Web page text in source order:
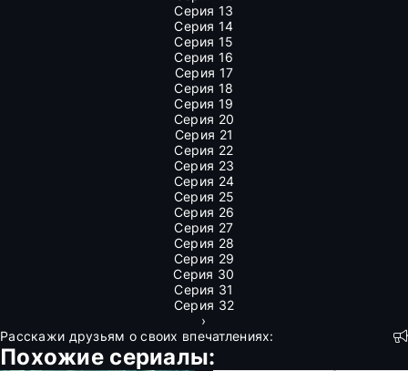
Серия 13
Серия 14
Серия 15
Серия 16
Серия 17
Серия 18
Серия 19
Серия 20
Серия 21
Серия 22
Серия 23
Серия 24
Серия 25
Серия 26
Серия 27
Серия 28
Серия 29
Серия 30
Серия 31
Серия 32
›
Расскажи друзьям о своих впечатлениях:
Похожие сериалы: